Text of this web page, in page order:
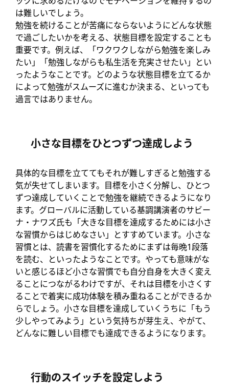
は難しいでしょう。
勉強を続けることが苦痛にならないようにどんな状態
で過ごしたいかを考える、状態目標を設定することも
重要です。例えば、「ワクワクしながら勉強を楽しみ
たい」「勉強しながらも私生活を充実させたい」とい
ったようなことです。どのような状態目標を立てるか
によって勉強がスムーズに進むか決まる、といっても
過言ではありません。
小さな目標をひとつずつ達成しよう
具体的な目標を立ててもそれが難しすぎると勉強する
気が失せてしまいます。目標を小さく分解し、ひとつ
ずつ達成していくことで勉強を継続できるようになり
ます。グローバルに活動している基調講演者のサビー
ナ・ナワズ氏も「大きな目標を達成するためには小さ
な習慣からはじめなさい」とすすめています。小さな
習慣とは、読書を習慣化するためにまずは毎晩1段落
を読む、といったようなことです。やっても意味がな
いと感じるほど小さな習慣でも自分自身を大きく変え
ることにつながるわけですが、それは目標を小さくす
ることで着実に成功体験を積み重ねることができるか
らでしょう。小さな目標を達成していくうちに「もう
少しやってみよう」という気持ちが芽生え、やがて、
どんなに難しい目標でも達成できるようになります。
行動のスイッチを設定しよう